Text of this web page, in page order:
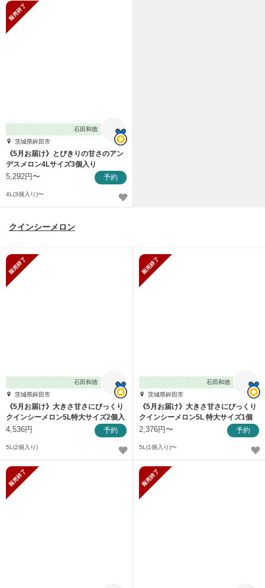
石田和徳
茨城県鉾田市
《5月お届け》とびきりの甘さのアン
デスメロン4Lサイズ3個入り
5,292円〜 予約
4L(3個入り)〜
クインシーメロン
石田和徳
茨城県鉾田市
《5月お届け》大きさ甘さにびっくり
クインシーメロン5L特大サイズ2個入
り
4,536円 予約
5L(2個入り)
石田和徳
茨城県鉾田市
《5月お届け》大きさ甘さにびっくり
クインシーメロン5L 特大サイズ1個
入り
2,376円〜 予約
5L(1個入り)〜